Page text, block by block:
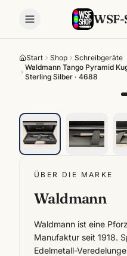
Start Shop
Schreibgeräte
Waldmann Tango Pyramid
Sterling Silber · 4688
ÜBER DIE MARKE
Waldmann
Waldmann ist eine
Manufaktur seit 1918.
Edelmetall-